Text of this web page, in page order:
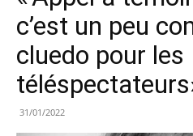
c’est un peu
cluedo pour les
31/01/2022